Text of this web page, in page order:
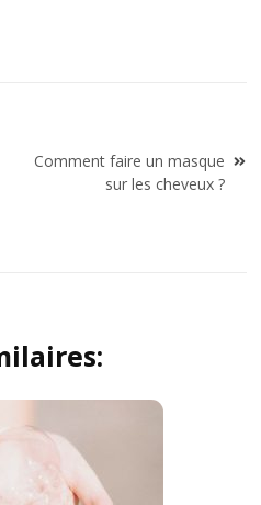
Comment faire un masque
sur les cheveux ?